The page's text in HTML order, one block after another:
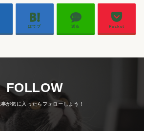
はてブ 送る Pocket
FOLLOW